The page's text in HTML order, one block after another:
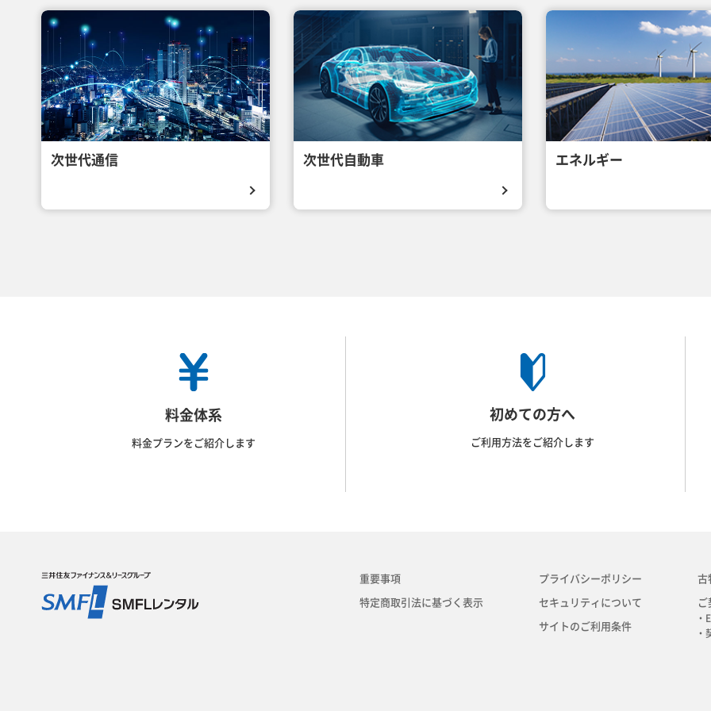
次世代通信 次世代自動車 エネルギー
料金体系
料金プランをご紹介します
初めての方へ
ご利用方法をご紹介します
重要事項
特定商取引法に基づく表示
プライバシーポリシー
セキュリティについて
サイトのご利用条件
古
ご
・
・